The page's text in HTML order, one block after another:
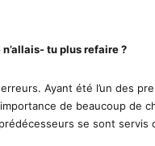
tu plus refaire ?
Ayant été l’un des
de beaucoup de
se sont servis